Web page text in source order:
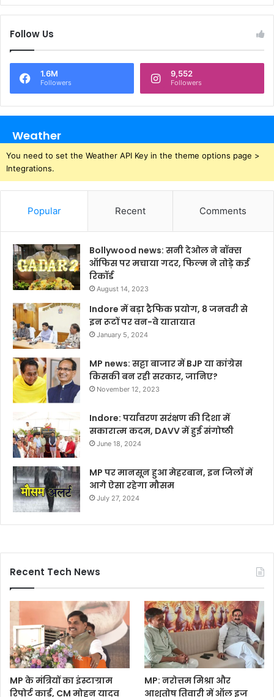
Follow Us
1.6M
Followers
9,552
Followers
Weather
You need to set the Weather API Key in the theme options page >
Integrations.
Popular Recent Comments
Bollywood news: सनी देओल ने बॉक्स
ऑफिस पर मचाया गदर, फिल्म ने तोड़े कई
रिकॉर्ड
August 14, 2023
Indore में बड़ा ट्रैफिक प्रयोग, 8 जनवरी से
इन रूटों पर वन-वे यातायात
January 5, 2024
MP news: सट्टा बाजार में BJP या कांग्रेस
किसकी बन रही सरकार, जानिए?
November 12, 2023
Indore: पर्यावरण सरंक्षण की दिशा में
सकारात्म कदम, DAVV में हुई संगोष्ठी
June 18, 2024
MP पर मानसून हुआ मेहरबान, इन जिलों में
आगे ऐसा रहेगा मौसम
July 27, 2024
Recent Tech News
MP के मंत्रियों का इंस्टाग्राम
रिपोर्ट कार्ड, CM मोहन यादव
MP: नरोत्तम मिश्रा और
आशुतोष तिवारी में ऑल इज